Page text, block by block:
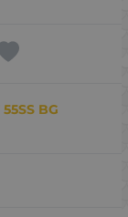
BG